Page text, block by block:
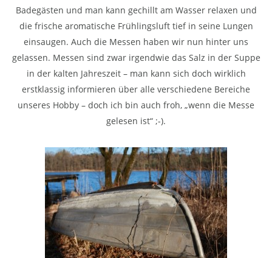
Badegästen und man kann gechillt am Wasser relaxen und
die frische aromatische Frühlingsluft tief in seine Lungen
einsaugen. Auch die Messen haben wir nun hinter uns
gelassen. Messen sind zwar irgendwie das Salz in der Suppe
in der kalten Jahreszeit – man kann sich doch wirklich
erstklassig informieren über alle verschiedene Bereiche
unseres Hobby – doch ich bin auch froh, „wenn die Messe
gelesen ist“ ;-).